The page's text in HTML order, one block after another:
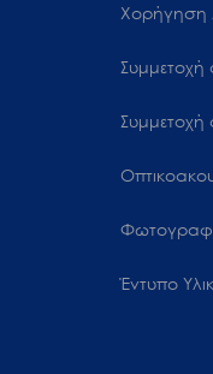
Χορήγηση
Συμμετοχή
Συμμετοχή
Έντυπο